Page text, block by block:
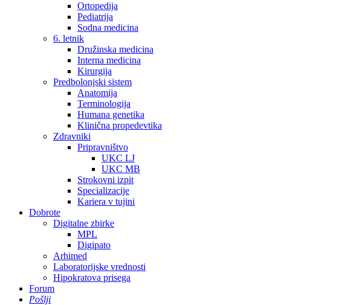
Ortopedija
Pediatrija
Sodna medicina
6. letnik
Družinska medicina
Interna medicina
Kirurgija
Predbolonjski sistem
Anatomija
Terminologija
Humana genetika
Klinična propedevtika
Zdravniki
Pripravništvo
UKC LJ
UKC MB
Strokovni izpit
Specializacije
Kariera v tujini
Dobrote
Digitalne zbirke
MPL
Digipato
Arhimed
Laboratorijske vrednosti
Hipokratova prisega
Forum
Pošlji